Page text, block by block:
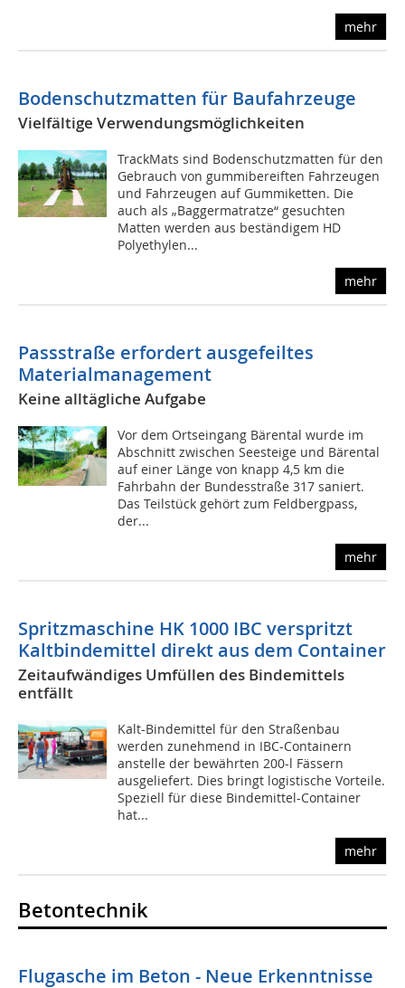
mehr
Bodenschutzmatten für Baufahrzeuge
Vielfältige Verwendungsmöglichkeiten
TrackMats sind Bodenschutzmatten für den
Gebrauch von gummibereiften Fahrzeugen
und Fahrzeugen auf Gummiketten. Die
auch als „Baggermatratze“ gesuchten
Matten werden aus beständigem HD
Polyethylen...
mehr
Passstraße erfordert ausgefeiltes
Materialmanagement
Keine alltägliche Aufgabe
Vor dem Ortseingang Bärental wurde im
Abschnitt zwischen Seesteige und Bärental
auf einer Länge von knapp 4,5 km die
Fahrbahn der Bundesstraße 317 saniert.
Das Teilstück gehört zum Feldbergpass,
der...
mehr
Spritzmaschine HK 1000 IBC verspritzt
Kaltbindemittel direkt aus dem Container
Zeitaufwändiges Umfüllen des Bindemittels
entfällt
Kalt-Bindemittel für den Straßenbau
werden zunehmend in IBC-Containern
anstelle der bewährten 200-l Fässern
ausgeliefert. Dies bringt logistische Vorteile.
Speziell für diese Bindemittel-Container
hat...
mehr
Betontechnik
Flugasche im Beton - Neue Erkenntnisse